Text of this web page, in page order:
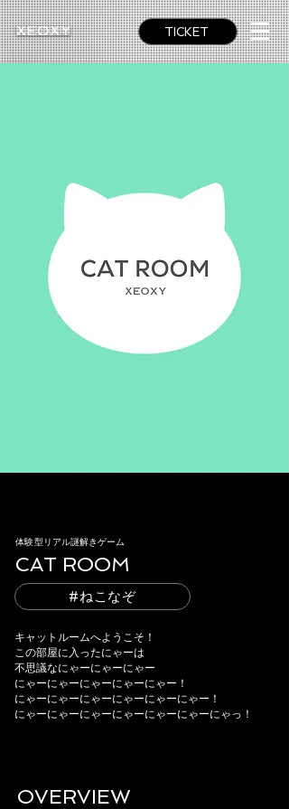
TICKET
体験型リアル謎解きゲーム
CAT ROOM
キャットルームへようこそ！
​この部屋に入ったにゃーは
不思議なにゃーにゃーにゃー
にゃーにゃーにゃーにゃーにゃー！
にゃーにゃーにゃーにゃーにゃーにゃー！
にゃーにゃーにゃーにゃーにゃーにゃーにゃっ！
#ねこなぞ
OVERVIEW​